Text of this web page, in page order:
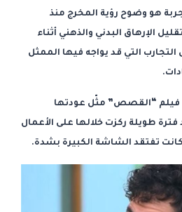
هو وضوح رؤية المخرج منذ
الإرهاق البدني والذهني أثناء
التي قد يواجه فيها الممثل
فيلم “القصص” مثّل عودتها
فترة طويلة ركزت خلالها على الأعمال
كانت تفتقد الشاشة الكبيرة بشدة.